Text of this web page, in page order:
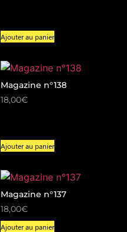
Ajouter au panier
Magazine n°138
18,00€
Ajouter au panier
Magazine n°137
18,00€
Ajouter au panier